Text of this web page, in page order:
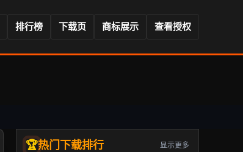
排行榜 下载页 商标展示 查看授权
热门下载排行 显示更多